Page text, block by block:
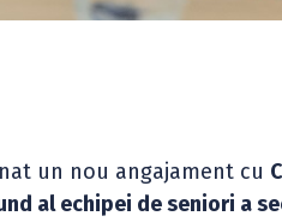
un nou angajament cu
al echipei de seniori a